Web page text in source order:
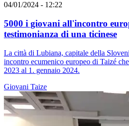
04/01/2024 - 12:22
5000 i giovani all'incontro
testimonianza di una ticinese
La città di Lubiana, capitale della
incontro ecumenico europeo di Taizé
2023 al 1. gennaio 2024.
Giovani Taize